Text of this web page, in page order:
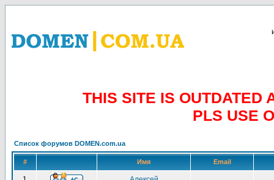
THIS SITE IS OUTDATED
PLS USE
Список форумов DOMEN.com.ua
# Имя Email